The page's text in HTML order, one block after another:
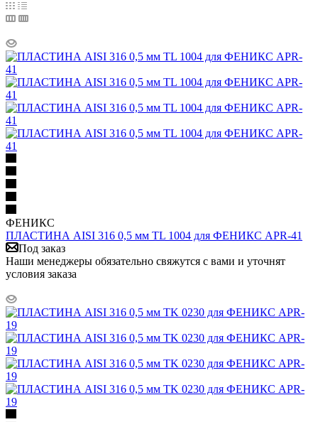
ФЕНИКС
ПЛАСТИНА AISI 316 0,5 мм TL 1004 для ФЕНИКС APR-41
Под заказ
Наши менеджеры обязательно свяжутся с вами и уточнят
условия заказа